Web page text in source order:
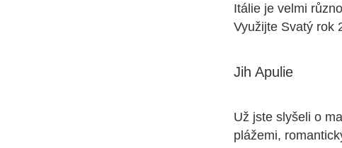
Itálie je velmi
Využijte Svatý rok
Jih Apulie
Už jste slyšeli o
plážemi,